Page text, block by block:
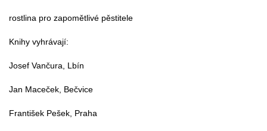
rostlina pro zapomětlivé pěstitele
Knihy vyhrávají:
Josef Vančura, Lbín
Jan Maceček, Bečvice
František Pešek, Praha